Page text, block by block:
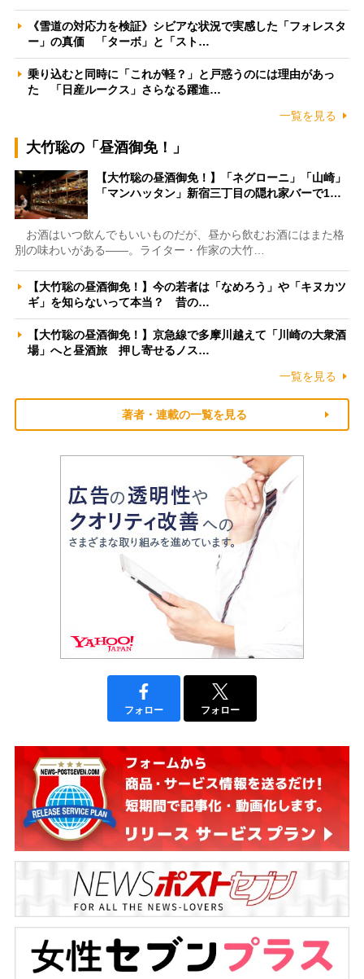
《雪道の対応力を検証》シビアな状況で実感した「フォレスタ
ー」の真価 「ターボ」と「スト…
乗り込むと同時に「これが軽？」と戸惑うのには理由があっ
た 「日産ルークス」さらなる躍進…
一覧を見る
大竹聡の「昼酒御免！」
【大竹聡の昼酒御免！】「ネグローニ」「山崎」
「マンハッタン」新宿三丁目の隠れ家バーで1…
お酒はいつ飲んでもいいものだが、昼から飲むお酒にはまた格
別の味わいがある――。ライター・作家の大竹…
【大竹聡の昼酒御免！】今の若者は「なめろう」や「キヌカツ
ギ」を知らないって本当？ 昔の…
【大竹聡の昼酒御免！】京急線で多摩川越えて「川崎の大衆酒
場」へと昼酒旅 押し寄せるノス…
一覧を見る
著者・連載の一覧を見る
フォロー フォロー